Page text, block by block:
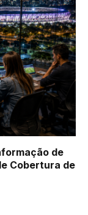
de
Cobertura de